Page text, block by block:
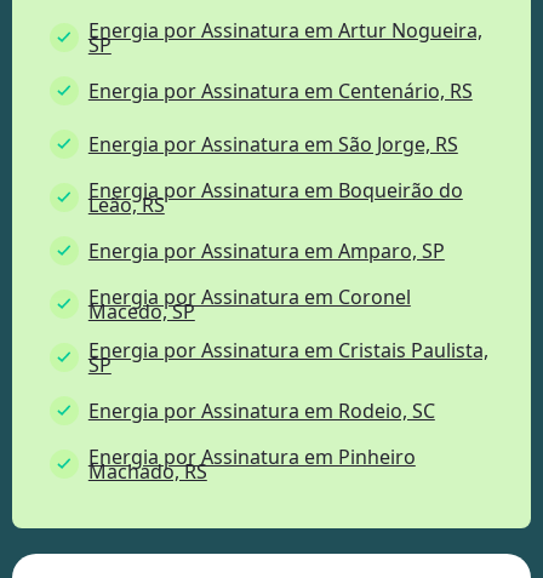
Energia por Assinatura em Artur Nogueira,
SP
Energia por Assinatura em Centenário, RS
Energia por Assinatura em São Jorge, RS
Energia por Assinatura em Boqueirão do
Leão, RS
Energia por Assinatura em Amparo, SP
Energia por Assinatura em Coronel
Macedo, SP
Energia por Assinatura em Cristais Paulista,
SP
Energia por Assinatura em Rodeio, SC
Energia por Assinatura em Pinheiro
Machado, RS